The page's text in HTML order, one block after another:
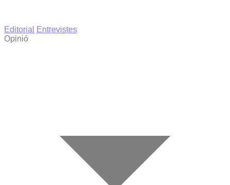
Editorial
Entrevistes
Opinió